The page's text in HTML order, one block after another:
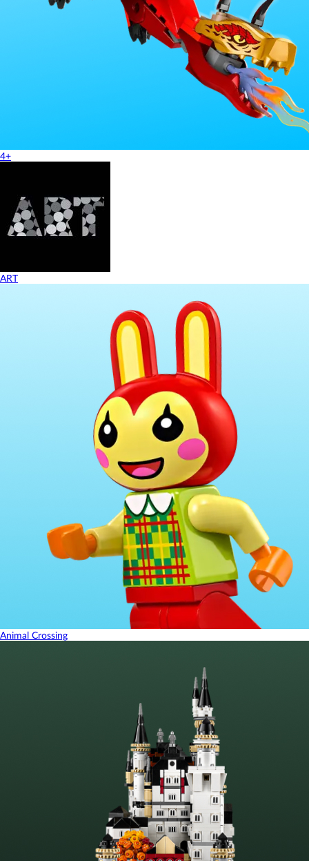
4+
ART
Animal Crossing